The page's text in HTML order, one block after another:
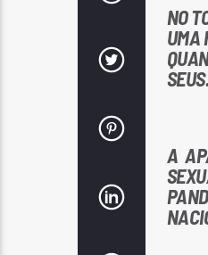
NO
UMA
A